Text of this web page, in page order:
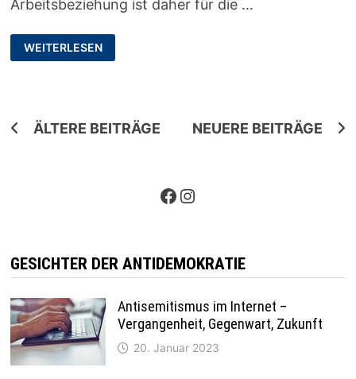
Arbeitsbeziehung ist daher für die …
VERTRAUENSVERHÄLTNIS
UND
ZEUGNISVERWEIGERUNGSRECHT:
DER
WEITERLESEN
Beitragsnavigation
ÄLTERE BEITRÄGE NEUERE BEITRÄGE
Facebook
Instagram
GESICHTER DER ANTIDEMOKRATIE
Antisemitismus im Internet –
Vergangenheit, Gegenwart, Zukunft
20. Januar 2023